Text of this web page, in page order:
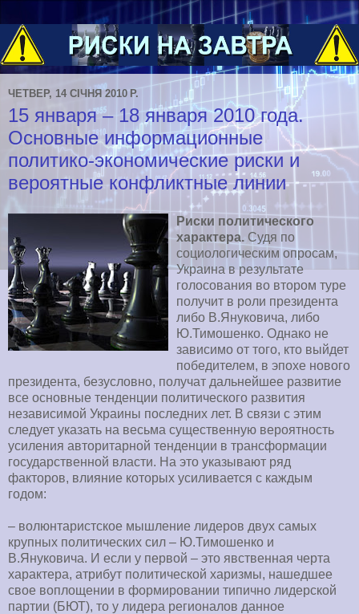
ЧЕТВЕР, 14 СІЧНЯ 2010 Р.
15 января – 18 января 2010 года.
Основные информационные
политико-экономические риски и
вероятные конфликтные линии
Риски политического
характера. Судя по
социологическим опросам,
Украина в результате
голосования во втором туре
получит в роли президента
либо В.Януковича, либо
Ю.Тимошенко. Однако не
зависимо от того, кто выйдет
победителем, в эпохе нового
президента, безусловно, получат дальнейшее развитие
все основные тенденции политического развития
независимой Украины последних лет. В связи с этим
следует указать на весьма существенную вероятность
усиления авторитарной тенденции в трансформации
государственной власти. На это указывают ряд
факторов, влияние которых усиливается с каждым
годом:
– волюнтаристское мышление лидеров двух самых
крупных политических сил – Ю.Тимошенко и
В.Януковича. И если у первой – это явственная черта
характера, атрибут политической харизмы, нашедшее
свое воплощении в формировании типично лидерской
партии (БЮТ), то у лидера регионалов данное